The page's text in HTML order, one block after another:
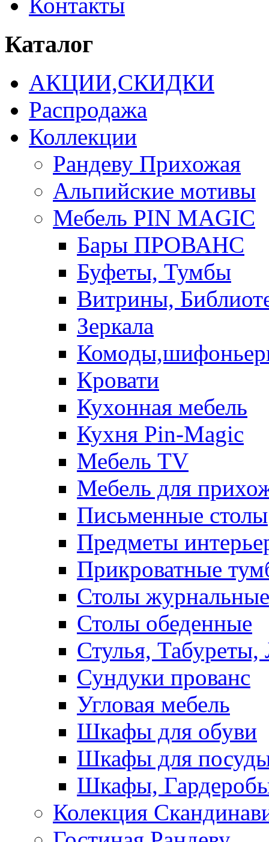
Каталог
АКЦИИ,СКИДКИ
Распродажа
Коллекции
Рандеву Прихожая
Альпийские мотивы
Мебель PIN MAGIС
Бары ПРОВАНС
Буфеты, Тумбы
Витрины,
Зеркала
Кровати
Кухонная мебель
Кухня Pin-Magic
Мебель TV
Мебель для
Письменные столы
Предметы
Прикроватные
Столы журнальные
Столы обеденные
Стулья, Табуреты,
Сундуки прованс
Угловая мебель
Шкафы для обуви
Шкафы для
Шкафы,
Колекция